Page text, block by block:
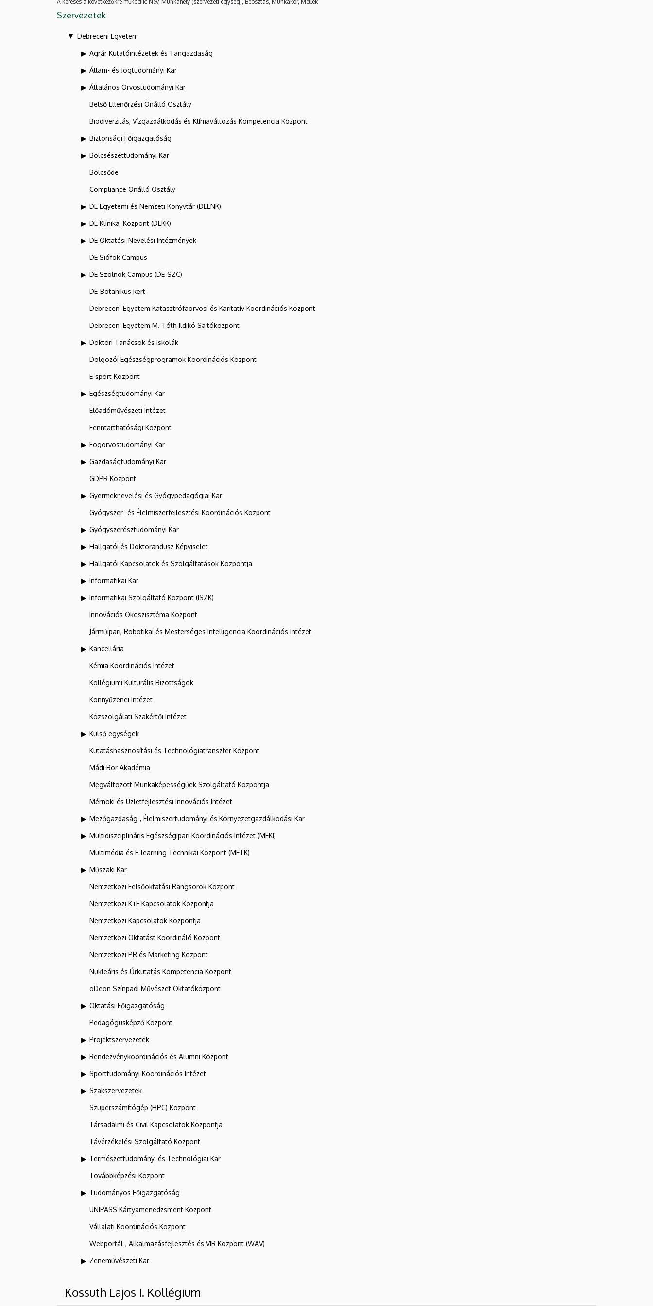
A keresés a következőkre működik: Név, Munkahely (szervezeti egység), Beosztás, Munkakör, Mellék
Szervezetek
Debreceni Egyetem
Agrár Kutatóintézetek és Tangazdaság
Állam- és Jogtudományi Kar
Általános Orvostudományi Kar
Belső Ellenőrzési Önálló Osztály
Biodiverzitás, Vízgazdálkodás és Klímaváltozás Kompetencia Központ
Biztonsági Főigazgatóság
Bölcsészettudományi Kar
Bölcsőde
Compliance Önálló Osztály
DE Egyetemi és Nemzeti Könyvtár (DEENK)
DE Klinikai Központ (DEKK)
DE Oktatási-Nevelési Intézmények
DE Siófok Campus
DE Szolnok Campus (DE-SZC)
DE-Botanikus kert
Debreceni Egyetem Katasztrófaorvosi és Karitatív Koordinációs Központ
Debreceni Egyetem M. Tóth Ildikó Sajtóközpont
Doktori Tanácsok és Iskolák
Dolgozói Egészségprogramok Koordinációs Központ
E-sport Központ
Egészségtudományi Kar
Előadóművészeti Intézet
Fenntarthatósági Központ
Fogorvostudományi Kar
Gazdaságtudományi Kar
GDPR Központ
Gyermeknevelési és Gyógypedagógiai Kar
Gyógyszer- és Élelmiszerfejlesztési Koordinációs Központ
Gyógyszerésztudományi Kar
Hallgatói és Doktorandusz Képviselet
Hallgatói Kapcsolatok és Szolgáltatások Központja
Informatikai Kar
Informatikai Szolgáltató Központ (ISZK)
Innovációs Ökoszisztéma Központ
Járműipari, Robotikai és Mesterséges Intelligencia Koordinációs Intézet
Kancellária
Kémia Koordinációs Intézet
Kollégiumi Kulturális Bizottságok
Könnyűzenei Intézet
Közszolgálati Szakértői Intézet
Külső egységek
Kutatáshasznosítási és Technológiatranszfer Központ
Mádi Bor Akadémia
Megváltozott Munkaképességűek Szolgáltató Központja
Mérnöki és Üzletfejlesztési Innovációs Intézet
Mezőgazdaság-, Élelmiszertudományi és Környezetgazdálkodási Kar
Multidiszciplináris Egészségipari Koordinációs Intézet (MEKI)
Multimédia és E-learning Technikai Központ (METK)
Műszaki Kar
Nemzetközi Felsőoktatási Rangsorok Központ
Nemzetközi K+F Kapcsolatok Központja
Nemzetközi Kapcsolatok Központja
Nemzetközi Oktatást Koordináló Központ
Nemzetközi PR és Marketing Központ
Nukleáris és Űrkutatás Kompetencia Központ
oDeon Színpadi Művészet Oktatóközpont
Oktatási Főigazgatóság
Pedagógusképző Központ
Projektszervezetek
Rendezvénykoordinációs és Alumni Központ
Sporttudományi Koordinációs Intézet
Szakszervezetek
Szuperszámítógép (HPC) Központ
Társadalmi és Civil Kapcsolatok Központja
Távérzékelési Szolgáltató Központ
Természettudományi és Technológiai Kar
Továbbképzési Központ
Tudományos Főigazgatóság
UNIPASS Kártyamenedzsment Központ
Vállalati Koordinációs Központ
Webportál-, Alkalmazásfejlesztés és VIR Központ (WAV)
Zeneművészeti Kar
Kossuth Lajos I. Kollégium